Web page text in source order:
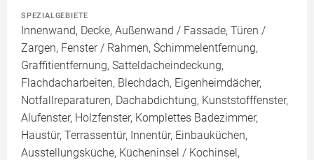
SPEZIALGEBIETE
Innenwand, Decke, Außenwand / Fassade, Türen /
Zargen, Fenster / Rahmen, Schimmelentfernung,
Graffitientfernung, Satteldacheindeckung,
Flachdacharbeiten, Blechdach, Eigenheimdächer,
Notfallreparaturen, Dachabdichtung, Kunststofffenster,
Alufenster, Holzfenster, Komplettes Badezimmer,
Haustür, Terrassentür, Innentür, Einbauküchen,
Ausstellungsküche, Kücheninsel / Kochinsel,